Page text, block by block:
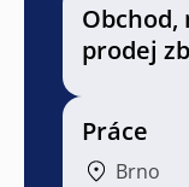
Obchod,
prodej
Práce
Brno